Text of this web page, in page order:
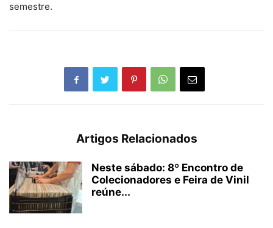
semestre.
Artigos Relacionados
Neste sábado: 8º Encontro de
Colecionadores e Feira de Vinil
reúne...